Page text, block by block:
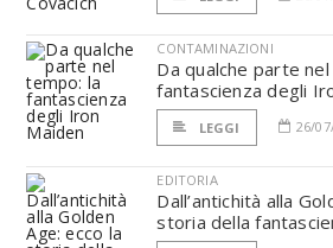
CONTAMINAZIONI
Da qualche parte
fantascienza degli
LEGGI 26/
EDITORIA
Dall’antichità alla
storia della